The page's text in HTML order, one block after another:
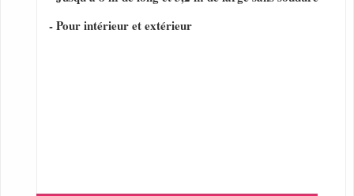
- Pour intérieur et extérieur